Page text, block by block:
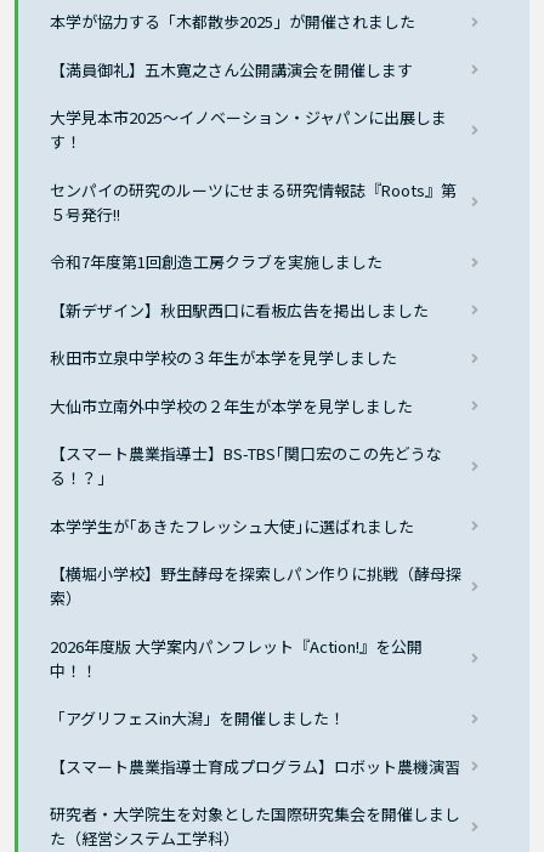
本学が協力する「木都散歩2025」が開催されました
【満員御礼】五木寛之さん公開講演会を開催します
大学見本市2025〜イノベーション・ジャパンに出展しま
す！
センパイの研究のルーツにせまる研究情報誌『Roots』第
５号発行!!
令和7年度第1回創造工房クラブを実施しました
【新デザイン】秋田駅西口に看板広告を掲出しました
秋田市立泉中学校の３年生が本学を見学しました
大仙市立南外中学校の２年生が本学を見学しました
【スマート農業指導士】BS-TBS｢関口宏のこの先どうな
る！？」
本学学生が｢あきたフレッシュ大使｣に選ばれました
【横堀小学校】野生酵母を探索しパン作りに挑戦（酵母探
索）
2026年度版 大学案内パンフレット『Action!』を公開
中！！
「アグリフェスin大潟」を開催しました！
【スマート農業指導士育成プログラム】ロボット農機演習
研究者・大学院生を対象とした国際研究集会を開催しまし
た（経営システム工学科）